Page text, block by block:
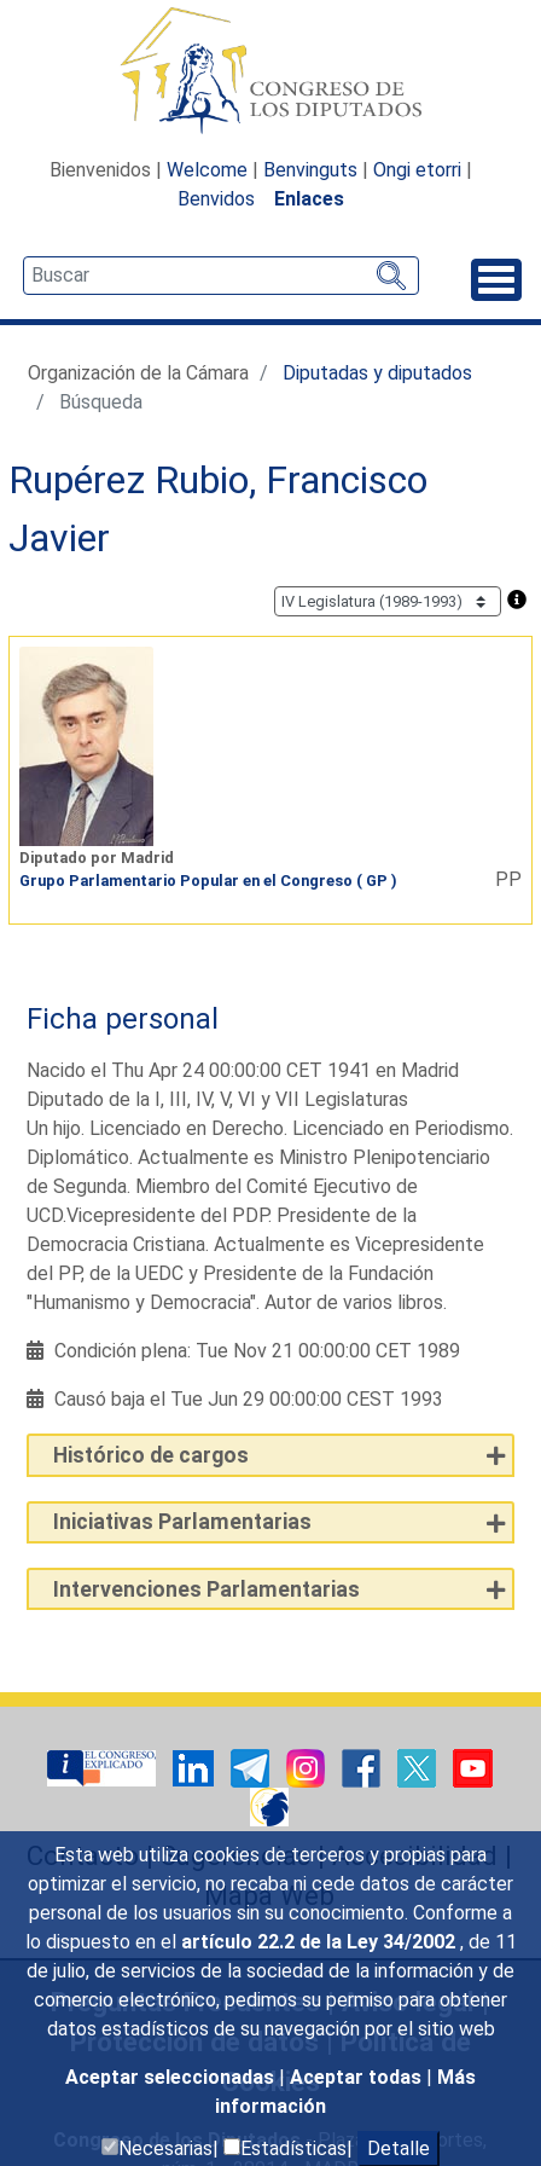
Esta web utiliza cookies de terceros y propias para
optimizar el servicio, no recaba ni cede datos de carácter
personal de los usuarios sin su conocimiento. Conforme a
lo dispuesto en el artículo 22.2 de la Ley 34/2002 , de 11
de julio, de servicios de la sociedad de la información y de
comercio electrónico, pedimos su permiso para obtener
datos estadísticos de su navegación por el sitio web
Aceptar seleccionadas | Aceptar todas | Más
información
Necesarias|
Estadísticas| Detalle
Bienvenidos | Welcome | Benvinguts | Ongi etorri |
Benvidos
Enlaces
Organización de la Cámara
Diputadas y diputados
Búsqueda
Rupérez Rubio, Francisco
Javier
Diputado por Madrid
Grupo Parlamentario Popular en el Congreso ( GP )
PP
Ficha personal
Nacido el Thu Apr 24 00:00:00 CET 1941 en Madrid
Diputado de la I, III, IV, V, VI y VII Legislaturas
Un hijo. Licenciado en Derecho. Licenciado en Periodismo.
Diplomático. Actualmente es Ministro Plenipotenciario
de Segunda. Miembro del Comité Ejecutivo de
UCD.Vicepresidente del PDP. Presidente de la
Democracia Cristiana. Actualmente es Vicepresidente
del PP, de la UEDC y Presidente de la Fundación
"Humanismo y Democracia". Autor de varios libros.
Condición plena: Tue Nov 21 00:00:00 CET 1989
Causó baja el Tue Jun 29 00:00:00 CEST 1993
Histórico de cargos
Iniciativas Parlamentarias
Intervenciones Parlamentarias
Contacto|Sugerencias|Accesibilidad |
Mapa Web
Preguntas Frecuentes|Aviso legal|
Protección de datos|Política de
Cookies
Congreso de los Diputados- Plaza de las Cortes,